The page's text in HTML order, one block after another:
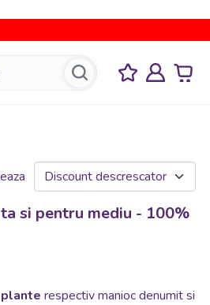
si pentru mediu - 100%
respectiv manioc denumit si